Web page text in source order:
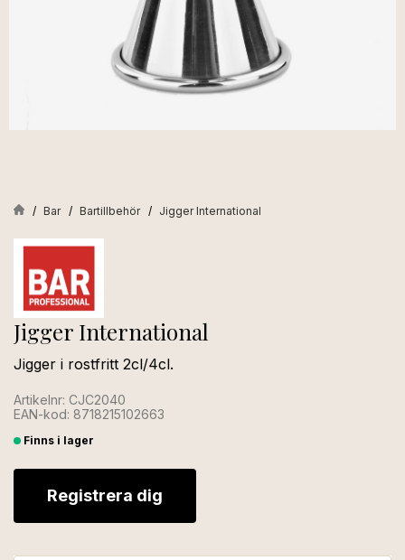
Bar Bartillbehör Jigger International
Jigger International
Jigger i rostfritt 2cl/4cl.
Artikelnr: CJC2040
EAN-kod: 8718215102663
Finns i lager
Registrera dig